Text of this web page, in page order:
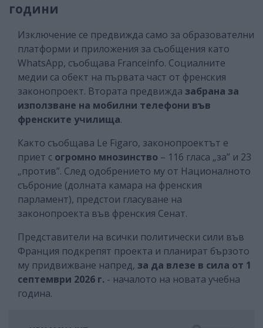
години
Изключение се предвижда само за образователни
платформи и приложения за съобщения като
WhatsApp, съобщава Franceinfo. Социалните
медии са обект на първата част от френския
законопроект. Втората предвижда забрана за
използване на мобилни телефони във
френските училища.
Както съобщава Le Figaro, законопроектът е
приет с огромно мнозинство – 116 гласа „за” и 23
„против”. След одобрението му от Националното
съброние (долната камара на френския
парламент), предстои гласуване на
законопроекта във френския Сенат.
Представители на всички политически сили във
Франция подкрепят проекта и планират бързото
му придвижване напред, за да влезе в сила от 1
септември 2026 г. - началото на новата учебна
година.